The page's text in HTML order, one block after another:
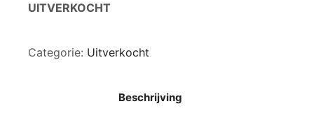
UITVERKOCHT
Categorie: Uitverkocht
Beschrijving